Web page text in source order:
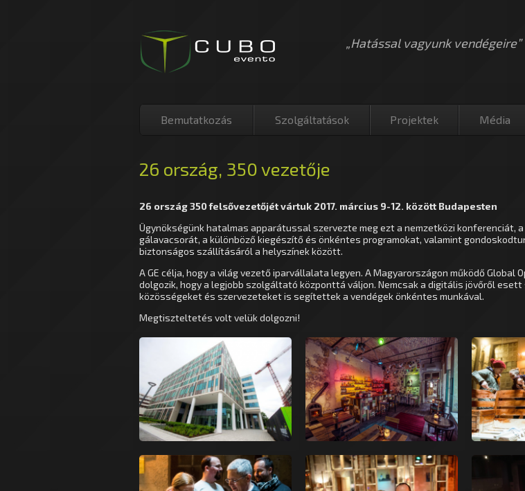
„Hatással vagyunk vendégeire”
Bemutatkozás Szolgáltatások Projektek Média
26 ország, 350 vezetője
26 ország 350 felsővezetőjét vártuk 2017. március 9-12. között Budapesten
Ügynökségünk hatalmas apparátussal szervezte meg ezt a nemzetközi konferenciát,
gálavacsorát, a különböző kiegészítő és önkéntes programokat, valamint
biztonságos szállításáról a helyszínek között.
A GE célja, hogy a világ vezető iparvállalata legyen. A Magyarországon működő Global
dolgozik, hogy a legjobb szolgáltató központtá váljon. Nemcsak a digitális jövőről esett
közösségeket és szervezeteket is segítettek a vendégek önkéntes munkával.
Megtiszteltetés volt velük dolgozni!